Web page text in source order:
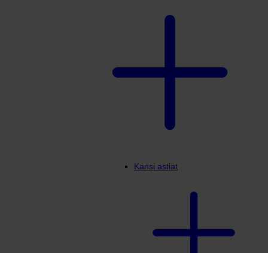
Kansi astiat